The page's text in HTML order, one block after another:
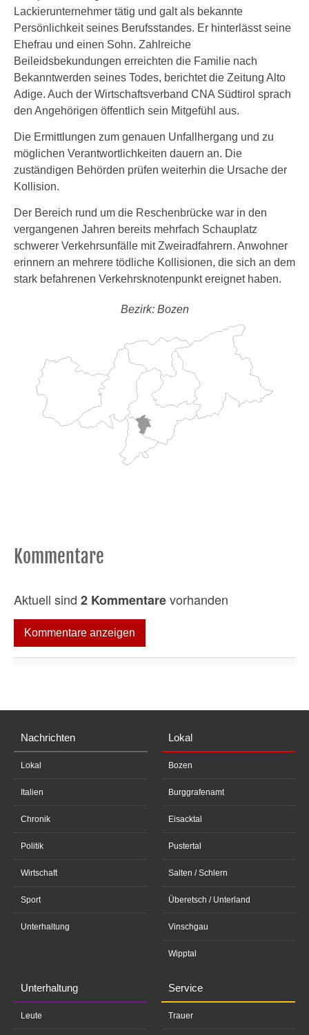
Lackierunternehmer tätig und galt als bekannte
Persönlichkeit seines Berufsstandes. Er hinterlässt seine
Ehefrau und einen Sohn. Zahlreiche
Beileidsbekundungen erreichten die Familie nach
Bekanntwerden seines Todes, berichtet die Zeitung Alto
Adige. Auch der Wirtschaftsverband CNA Südtirol sprach
den Angehörigen öffentlich sein Mitgefühl aus.
Die Ermittlungen zum genauen Unfallhergang und zu
möglichen Verantwortlichkeiten dauern an. Die
zuständigen Behörden prüfen weiterhin die Ursache der
Kollision.
Der Bereich rund um die Reschenbrücke war in den
vergangenen Jahren bereits mehrfach Schauplatz
schwerer Verkehrsunfälle mit Zweiradfahrern. Anwohner
erinnern an mehrere tödliche Kollisionen, die sich an dem
stark befahrenen Verkehrsknotenpunkt ereignet haben.
Bezirk: Bozen
Kommentare
Aktuell sind 2 Kommentarevorhanden
Kommentare anzeigen
Nachrichten
Lokal
Italien
Chronik
Politik
Wirtschaft
Sport
Unterhaltung
Lokal
Bozen
Burggrafenamt
Eisacktal
Pustertal
Salten / Schlern
Überetsch / Unterland
Vinschgau
Wipptal
Unterhaltung
Leute
Service
Trauer